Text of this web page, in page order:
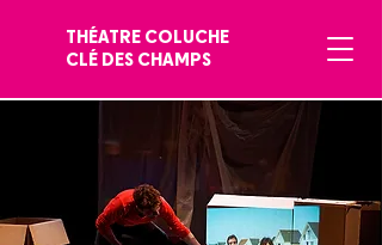
THÉATRE COLUCHE
CLÉ DES CHAMPS